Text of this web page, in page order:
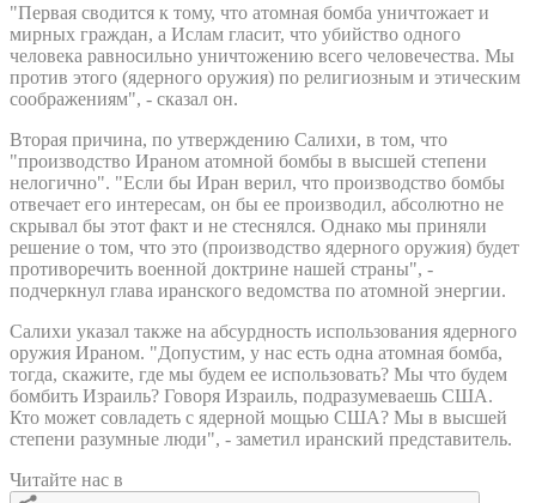
"Первая сводится к тому, что атомная бомба уничтожает и
мирных граждан, а Ислам гласит, что убийство одного
человека равносильно уничтожению всего человечества. Мы
против этого (ядерного оружия) по религиозным и этическим
соображениям", - сказал он.
Вторая причина, по утверждению Салихи, в том, что
"производство Ираном атомной бомбы в высшей степени
нелогично". "Если бы Иран верил, что производство бомбы
отвечает его интересам, он бы ее производил, абсолютно не
скрывал бы этот факт и не стеснялся. Однако мы приняли
решение о том, что это (производство ядерного оружия) будет
противоречить военной доктрине нашей страны", -
подчеркнул глава иранского ведомства по атомной энергии.
Салихи указал также на абсурдность использования ядерного
оружия Ираном. "Допустим, у нас есть одна атомная бомба,
тогда, скажите, где мы будем ее использовать? Мы что будем
бомбить Израиль? Говоря Израиль, подразумеваешь США.
Кто может совладеть с ядерной мощью США? Мы в высшей
степени разумные люди", - заметил иранский представитель.
Читайте нас в